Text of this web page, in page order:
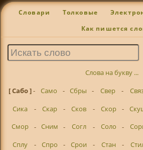
Словари Толковые
Как пишется
Слова на букву ...
[ Сабо ]- Само - Сбры - Свер -
Сика
- Скар - Сков - Скор -
Смор
- Сним - Согл - Соло -
Сплу
- Спро - Срои - Стан -